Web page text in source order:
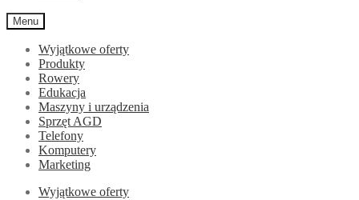
Menu
Wyjątkowe oferty
Produkty
Rowery
Edukacja
Maszyny i urządzenia
Sprzęt AGD
Telefony
Komputery
Marketing
Wyjątkowe oferty